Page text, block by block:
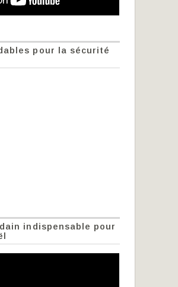
pour la sécurité
indispensable pour